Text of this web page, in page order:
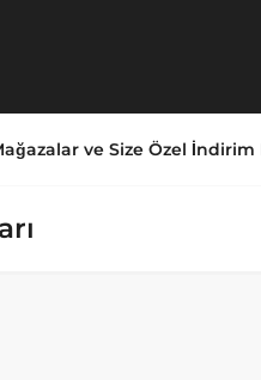
ve Size Özel İndirim